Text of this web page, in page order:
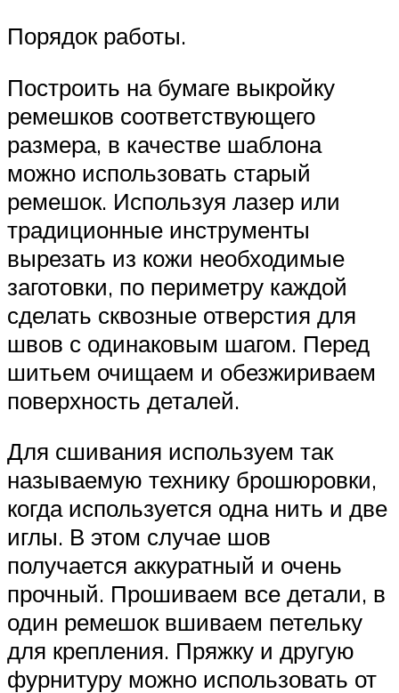
Порядок работы.
Построить на бумаге выкройку
ремешков соответствующего
размера, в качестве шаблона
можно использовать старый
ремешок. Используя лазер или
традиционные инструменты
вырезать из кожи необходимые
заготовки, по периметру каждой
сделать сквозные отверстия для
швов с одинаковым шагом. Перед
шитьем очищаем и обезжириваем
поверхность деталей.
Для сшивания используем так
называемую технику брошюровки,
когда используется одна нить и две
иглы. В этом случае шов
получается аккуратный и очень
прочный. Прошиваем все детали, в
один ремешок вшиваем петельку
для крепления. Пряжку и другую
фурнитуру можно использовать от